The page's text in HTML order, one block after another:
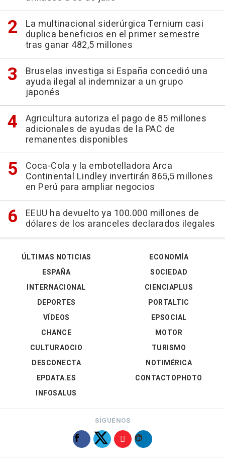
La multinacional siderúrgica Ternium casi
duplica beneficios en el primer semestre
tras ganar 482,5 millones
Bruselas investiga si España concedió una
ayuda ilegal al indemnizar a un grupo
japonés
Agricultura autoriza el pago de 85 millones
adicionales de ayudas de la PAC de
remanentes disponibles
Coca-Cola y la embotelladora Arca
Continental Lindley invertirán 865,5 millones
en Perú para ampliar negocios
EEUU ha devuelto ya 100.000 millones de
dólares de los aranceles declarados ilegales
ÚLTIMAS NOTICIAS
ESPAÑA
INTERNACIONAL
DEPORTES
VÍDEOS
ECONOMÍA
SOCIEDAD
CIENCIAPLUS
PORTALTIC
EPSOCIAL
CHANCE
CULTURAOCIO
DESCONECTA
EPDATA.ES
INFOSALUS
MOTOR
TURISMO
NOTIMÉRICA
CONTACTOPHOTO
SÍGUENOS